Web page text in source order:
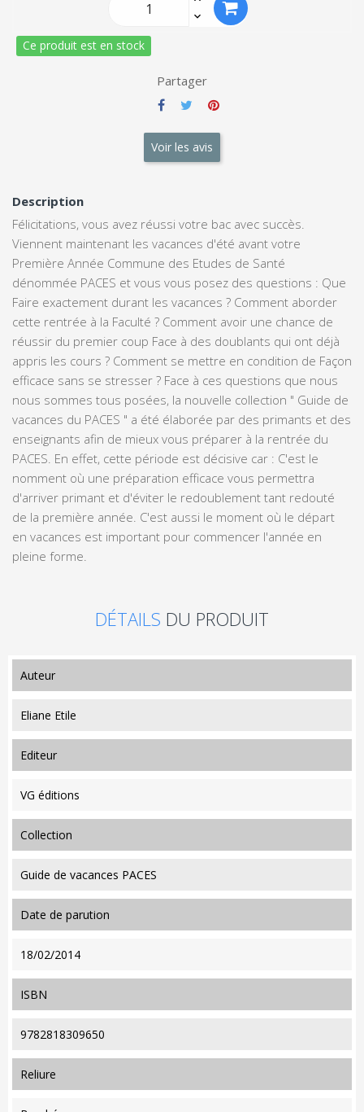
Ce produit est en stock
Partager
Voir les avis
Description
Félicitations, vous avez réussi votre bac avec succès.
Viennent maintenant les vacances d'été avant votre
Première Année Commune des Etudes de Santé
dénommée PACES et vous vous posez des questions : Que
Faire exactement durant les vacances ? Comment aborder
cette rentrée à la Faculté ? Comment avoir une chance de
réussir du premier coup Face à des doublants qui ont déjà
appris les cours ? Comment se mettre en condition de Façon
efficace sans se stresser ? Face à ces questions que nous
nous sommes tous posées, la nouvelle collection " Guide de
vacances du PACES " a été élaborée par des primants et des
enseignants afin de mieux vous préparer à la rentrée du
PACES. En effet, cette période est décisive car : C'est le
nomment où une préparation efficace vous permettra
d'arriver primant et d'éviter le redoublement tant redouté
de la première année. C'est aussi le moment où le départ
en vacances est important pour commencer l'année en
pleine forme.
DÉTAILS DU PRODUIT
auteur
Eliane Etile
editeur
VG éditions
collection
Guide de vacances PACES
date de parution
18/02/2014
ISBN
9782818309650
reliure